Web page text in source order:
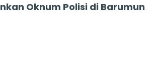
Oknum Polisi di Barumun